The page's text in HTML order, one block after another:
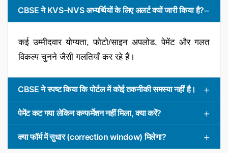
CBSE ने KVS–NVS अभ्यर्थियों के लिए अलर्ट क्यों जारी किया है?
कई उम्मीदवार योग्यता, फोटो/साइन अपलोड, पेमेंट और गलत
विकल्प चुनने जैसी गलतियाँ कर रहे हैं।
CBSE ने स्पष्ट किया कि पोर्टल में कोई तकनीकी समस्या नहीं है।
पेमेंट कट गया लेकिन कन्फर्मेशन नहीं मिला, क्या करें?
क्या फॉर्म में सुधार (correction window) मिलेगा?